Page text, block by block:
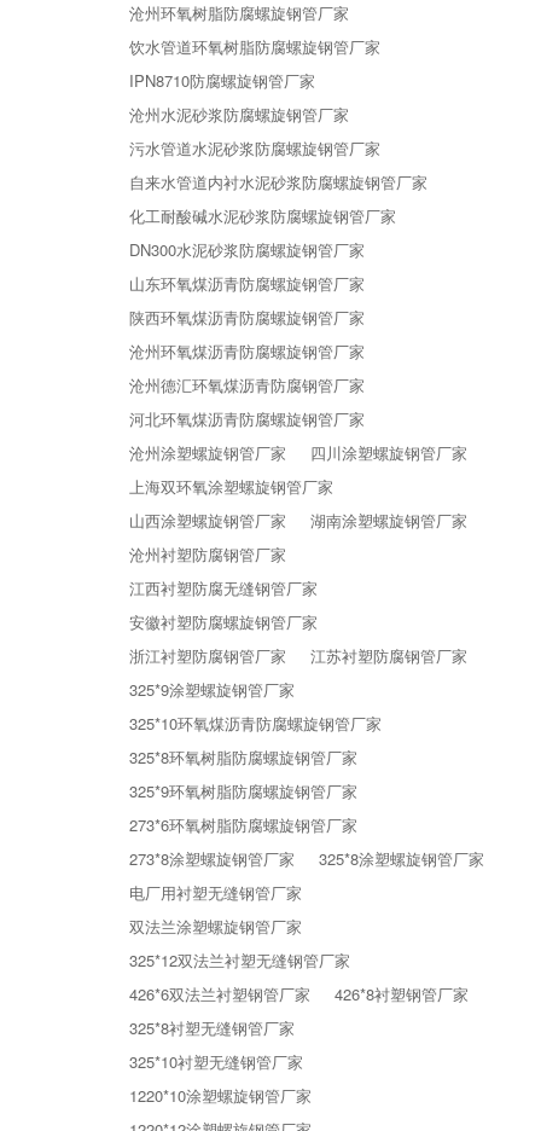
沧州环氧树脂防腐螺旋钢管厂家
饮水管道环氧树脂防腐螺旋钢管厂家
IPN8710防腐螺旋钢管厂家
沧州水泥砂浆防腐螺旋钢管厂家
污水管道水泥砂浆防腐螺旋钢管厂家
自来水管道内衬水泥砂浆防腐螺旋钢管厂家
化工耐酸碱水泥砂浆防腐螺旋钢管厂家
DN300水泥砂浆防腐螺旋钢管厂家
山东环氧煤沥青防腐螺旋钢管厂家
陕西环氧煤沥青防腐螺旋钢管厂家
沧州环氧煤沥青防腐螺旋钢管厂家
沧州德汇环氧煤沥青防腐钢管厂家
河北环氧煤沥青防腐螺旋钢管厂家
沧州涂塑螺旋钢管厂家
四川涂塑螺旋钢管厂家
上海双环氧涂塑螺旋钢管厂家
山西涂塑螺旋钢管厂家
湖南涂塑螺旋钢管厂家
沧州衬塑防腐钢管厂家
江西衬塑防腐无缝钢管厂家
安徽衬塑防腐螺旋钢管厂家
浙江衬塑防腐钢管厂家
江苏衬塑防腐钢管厂家
325*9涂塑螺旋钢管厂家
325*10环氧煤沥青防腐螺旋钢管厂家
325*8环氧树脂防腐螺旋钢管厂家
325*9环氧树脂防腐螺旋钢管厂家
273*6环氧树脂防腐螺旋钢管厂家
273*8涂塑螺旋钢管厂家
325*8涂塑螺旋钢管厂家
电厂用衬塑无缝钢管厂家
双法兰涂塑螺旋钢管厂家
325*12双法兰衬塑无缝钢管厂家
426*6双法兰衬塑钢管厂家
426*8衬塑钢管厂家
325*8衬塑无缝钢管厂家
325*10衬塑无缝钢管厂家
1220*10涂塑螺旋钢管厂家